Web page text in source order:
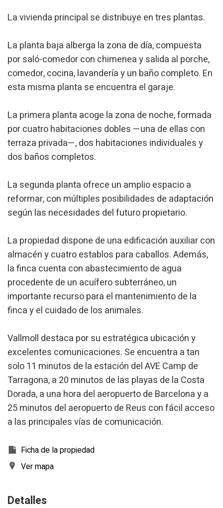
La vivienda principal se distribuye en tres plantas.
La planta baja alberga la zona de día, compuesta
por saló-comedor con chimenea y salida al porche,
comedor, cocina, lavandería y un baño completo. En
esta misma planta se encuentra el garaje.
La primera planta acoge la zona de noche, formada
por cuatro habitaciones dobles —una de ellas con
terraza privada—, dos habitaciones individuales y
dos baños completos.
La segunda planta ofrece un amplio espacio a
reformar, con múltiples posibilidades de adaptación
según las necesidades del futuro propietario.
La propiedad dispone de una edificación auxiliar con
almacén y cuatro establos para caballos. Además,
la finca cuenta con abastecimiento de agua
procedente de un acuífero subterráneo, un
importante recurso para el mantenimiento de la
finca y el cuidado de los animales.
Vallmoll destaca por su estratégica ubicación y
excelentes comunicaciones. Se encuentra a tan
solo 11 minutos de la estación del AVE Camp de
Tarragona, a 20 minutos de las playas de la Costa
Dorada, a una hora del aeropuerto de Barcelona y a
25 minutos del aeropuerto de Reus con fácil acceso
a las principales vías de comunicación.
Ficha de la propiedad
Ver mapa
Detalles
instalación de las mismas. El usuario tiene la posibilidad
de configurar su navegador pudiendo, si así lo desea,
dificultades de navegación de la página web.
Analíticas y personalización
Permiten realizar el seguimiento y análisis del
utiliza en la medición de la actividad de la web para la
elaboración de perfiles de navegación de los usuarios con
el fin de introducir mejoras en función del análisis de los
guardar la información de preferencia del usuario para
mejorar la calidad de nuestros servicios y para ofrecer una
mejor experiencia a través de productos recomendados.
Marketing y publicidad
Estas cookies son utilizadas para almacenar información
sobre las preferencias y elecciones personales del usuario
a través de la observación continuada de sus hábitos de
de navegación en el sitio web y mostrar publicidad
relacionada con el perfil de navegación del usuario.